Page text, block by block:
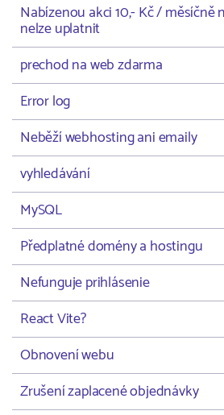
Nabízenou akci 10,- Kč / měsíčně
nelze uplatnit
prechod na web zdarma
Error log
Neběží webhosting ani emaily
vyhledávání
MySQL
Předplatné domény a hostingu
Nefunguje prihlásenie
React Vite?
Obnovení webu
Zrušení zaplacené objednávky